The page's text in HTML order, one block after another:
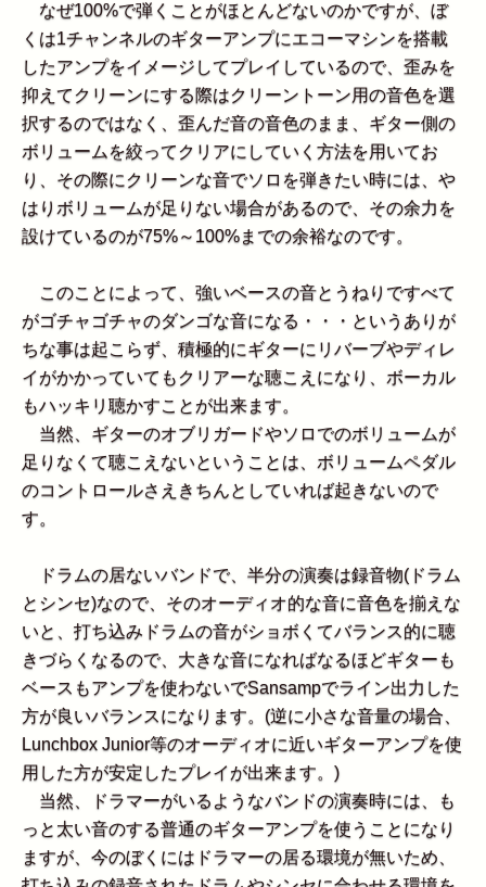
なぜ100%で弾くことがほとんどないのかですが、ぼ
くは1チャンネルのギターアンプにエコーマシンを搭載
したアンプをイメージしてプレイしているので、歪みを
抑えてクリーンにする際はクリーントーン用の音色を選
択するのではなく、歪んだ音の音色のまま、ギター側の
ボリュームを絞ってクリアにしていく方法を用いてお
り、その際にクリーンな音でソロを弾きたい時には、や
はりボリュームが足りない場合があるので、その余力を
設けているのが75%～100%までの余裕なのです。
このことによって、強いベースの音とうねりですべて
がゴチャゴチャのダンゴな音になる・・・というありが
ちな事は起こらず、積極的にギターにリバーブやディレ
イがかかっていてもクリアーな聴こえになり、ボーカル
もハッキリ聴かすことが出来ます。
当然、ギターのオブリガードやソロでのボリュームが
足りなくて聴こえないということは、ボリュームペダル
のコントロールさえきちんとしていれば起きないので
す。
ドラムの居ないバンドで、半分の演奏は録音物(ドラム
とシンセ)なので、そのオーディオ的な音に音色を揃えな
いと、打ち込みドラムの音がショボくてバランス的に聴
きづらくなるので、大きな音になればなるほどギターも
ベースもアンプを使わないでSansampでライン出力した
方が良いバランスになります。(逆に小さな音量の場合、
Lunchbox Junior等のオーディオに近いギターアンプを使
用した方が安定したプレイが出来ます。)
当然、ドラマーがいるようなバンドの演奏時には、も
っと太い音のする普通のギターアンプを使うことになり
ますが、今のぼくにはドラマーの居る環境が無いため、